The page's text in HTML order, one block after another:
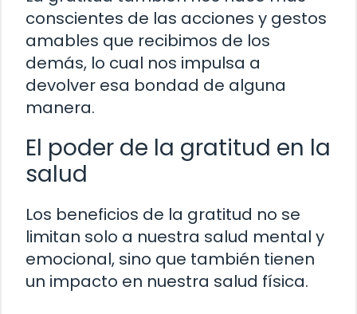
conscientes de las acciones y gestos
amables que recibimos de los
demás, lo cual nos impulsa a
devolver esa bondad de alguna
manera.
El poder de la gratitud en la
salud
Los beneficios de la gratitud no se
limitan solo a nuestra salud mental y
emocional, sino que también tienen
un impacto en nuestra salud física.